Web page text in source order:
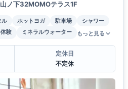
ノ下32MOMOテラス1F
ル ホットヨガ 駐車場
シャワー
験 ミネラルウォーター もっと見る
定休日
不定休